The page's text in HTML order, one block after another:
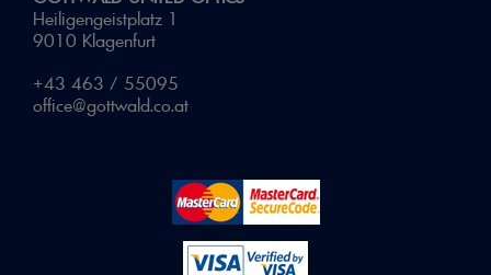
Heiligengeistplatz 1
9010 Klagenfurt
+43 463 / 55095
office@gottwald.co.at